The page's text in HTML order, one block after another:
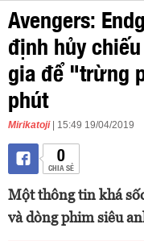
Avengers:
định hủy
gia để "trừng
phút
Mirikatoji | 15:49 19/04/2019
0
CHIA SẺ
Một thông tin khá
và dòng phim siêu